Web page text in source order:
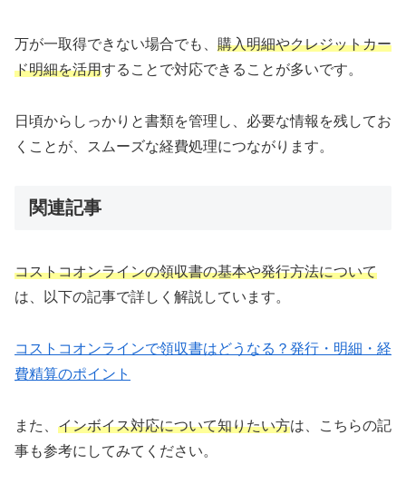
万が一取得できない場合でも、 購入明細やクレジットカー
ド明細を活用することで対応できることが多いです。
日頃からしっかりと書類を管理し、必要な情報を残してお
くことが、スムーズな経費処理につながります。
関連記事
コストコオンラインの領収書の基本や発行方法について
は、以下の記事で詳しく解説しています。
コストコオンラインで領収書はどうなる？発行・明細・経
費精算のポイント
また、 インボイス対応について知りたい方は、こちらの記
事も参考にしてみてください。